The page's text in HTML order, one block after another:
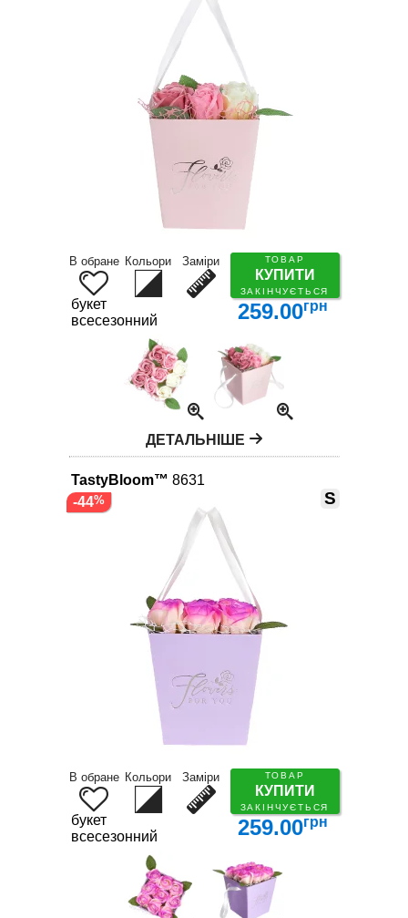
В обране Кольори Заміри ТОВАР
КУПИТИ
ЗАКІНЧУЄТЬСЯ
букет
всесезонний
259.00грн
ДЕТАЛЬНІШЕ
TastyBloom™ 8631
S
В обране Кольори Заміри ТОВАР
КУПИТИ
ЗАКІНЧУЄТЬСЯ
букет
всесезонний
259.00грн
-44